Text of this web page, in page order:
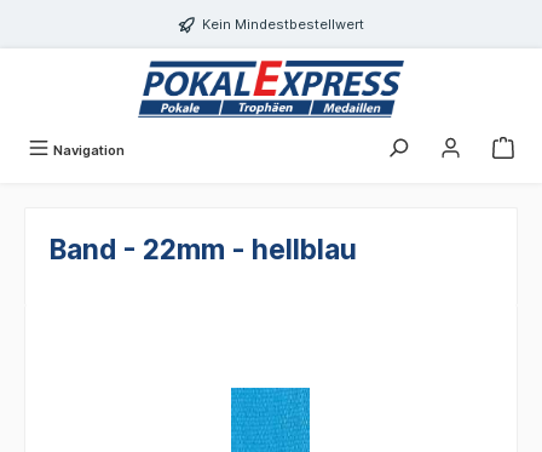
Kein Mindestbestellwert
Navigation
Band - 22mm - hellblau